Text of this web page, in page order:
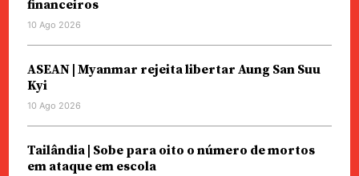
financeiros
10 Ago 2026
ASEAN | Myanmar rejeita libertar Aung San Suu
Kyi
10 Ago 2026
Tailândia | Sobe para oito o número de mortos
em ataque em escola